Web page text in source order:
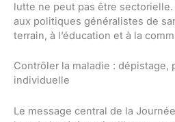
lutte ne peut pas être
aux politiques généralistes de
terrain, à l’éducation et à la
Contrôler la maladie :
individuelle
Le message central de la